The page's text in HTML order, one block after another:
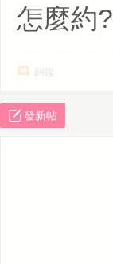
怎麼約?
回復
發新帖